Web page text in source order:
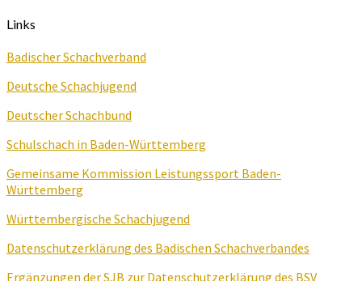
Links
Badischer Schachverband
Deutsche Schachjugend
Deutscher Schachbund
Schulschach in Baden-Württemberg
Gemeinsame Kommission Leistungssport Baden-
Württemberg
Württembergische Schachjugend
Datenschutzerklärung des Badischen Schachverbandes
Ergänzungen der SJB zur Datenschutzerklärung des BSV